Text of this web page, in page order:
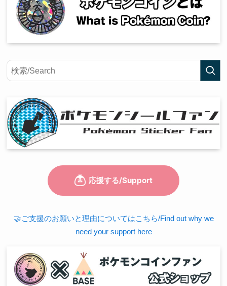
🤝ご支援のお願いと理由についてはこちら/Find out why we
need your support here